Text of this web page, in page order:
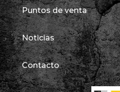
Puntos de venta
Noticias
Contacto